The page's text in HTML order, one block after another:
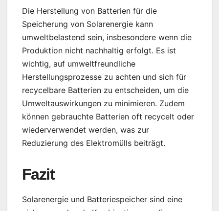
Die Herstellung von Batterien für die
Speicherung von Solarenergie kann
umweltbelastend sein, insbesondere wenn die
Produktion nicht nachhaltig erfolgt. Es ist
wichtig, auf umweltfreundliche
Herstellungsprozesse zu achten und sich für
recycelbare Batterien zu entscheiden, um die
Umweltauswirkungen zu minimieren. Zudem
können gebrauchte Batterien oft recycelt oder
wiederverwendet werden, was zur
Reduzierung des Elektromülls beiträgt.
Fazit
Solarenergie und Batteriespeicher sind eine